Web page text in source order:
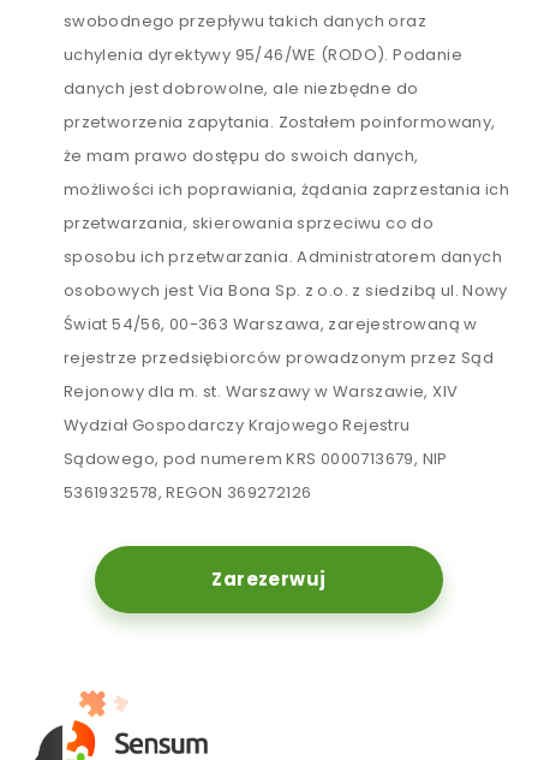
swobodnego przepływu takich danych oraz
uchylenia dyrektywy 95/46/WE (RODO). Podanie
danych jest dobrowolne, ale niezbędne do
przetworzenia zapytania. Zostałem poinformowany,
że mam prawo dostępu do swoich danych,
możliwości ich poprawiania, żądania zaprzestania ich
przetwarzania, skierowania sprzeciwu co do
sposobu ich przetwarzania. Administratorem danych
osobowych jest Via Bona Sp. z o.o. z siedzibą ul. Nowy
Świat 54/56, 00-363 Warszawa, zarejestrowaną w
rejestrze przedsiębiorców prowadzonym przez Sąd
Rejonowy dla m. st. Warszawy w Warszawie, XIV
Wydział Gospodarczy Krajowego Rejestru
Sądowego, pod numerem KRS 0000713679, NIP
5361932578, REGON 369272126
Zarezerwuj